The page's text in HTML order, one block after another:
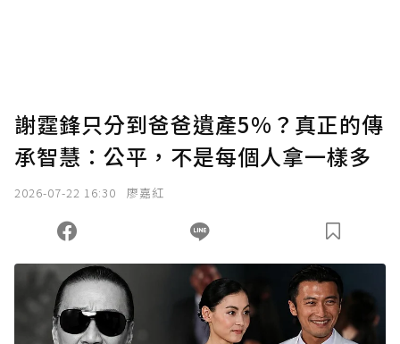
謝霆鋒只分到爸爸遺產5%？真正的傳
承智慧：公平，不是每個人拿一樣多
2026-07-22 16:30 廖嘉紅